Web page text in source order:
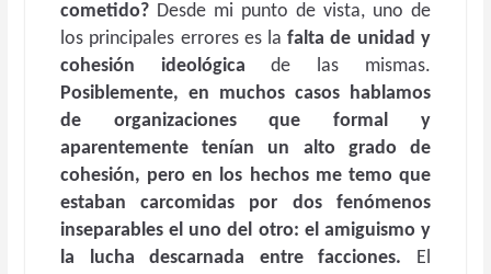
cometido? Desde mi punto de vista, uno de
los principales errores es lafalta de unidad y
cohesión ideológica de las mismas.
Posiblemente, en muchos casos hablamos
de organizaciones que formal y
aparentemente tenían un alto grado de
cohesión, pero en los hechos me temo que
estaban carcomidas por dos fenómenos
inseparables el uno del otro: el amiguismo y
la lucha descarnada entre facciones. El